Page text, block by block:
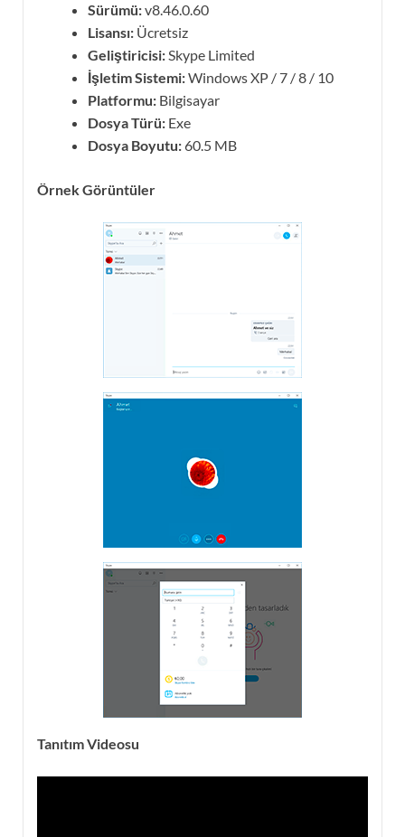
Sürümü:v8.46.0.60
Lisansı: Ücretsiz
Geliştiricisi:Skype Limited
İşletim Sistemi:Windows XP / 7 / 8 / 10
Platformu: Bilgisayar
Dosya Türü: Exe
Dosya Boyutu: 60.5 MB
Örnek Görüntüler
Tanıtım Videosu